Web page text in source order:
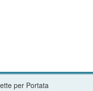
per Portata